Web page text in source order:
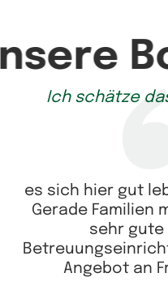
Ich schätze
es sich hier gut
Gerade Familien
sehr gute
Angebot an